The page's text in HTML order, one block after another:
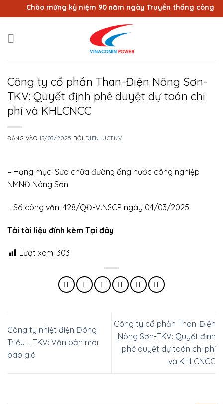
qua
dung
Chào mừng kỷ niệm 90 năm ngày Truyền thống công
Công ty cổ phần Than-Điện Nông Sơn-
TKV: Quyết định phê duyệt dự toán chi
phí và KHLCNCC
ĐĂNG VÀO13/03/2025 BỞI DIENLUCTKV
– Hạng mục: Sửa chữa đường ống nước công nghiệp
NMNĐ Nông Sơn
– Số công văn: 428/QĐ-V.NSCP ngày 04/03/2025
Tải tài liệu đính kèm Tại đây
Lượt xem: 303
Công ty nhiệt điện Đông
Triều – TKV: Văn bản mời
báo giá
Công ty cổ phần Than-Điện
Nông Sơn-TKV: Quyết định
phê duyệt dự toán chi phí
và KHLCNCC